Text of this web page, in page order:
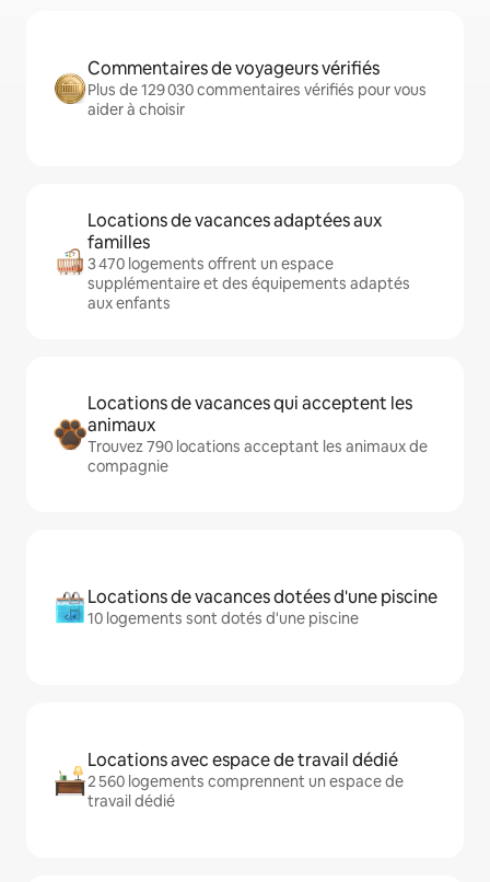
Commentaires de voyageurs vérifiés
Plus de 129 030 commentaires vérifiés pour vous
aider à choisir
Locations de vacances adaptées aux
familles
3 470 logements offrent un espace
supplémentaire et des équipements adaptés
aux enfants
Locations de vacances qui acceptent les
animaux
Trouvez 790 locations acceptant les animaux de
compagnie
Locations de vacances dotées d'une piscine
10 logements sont dotés d'une piscine
Locations avec espace de travail dédié
2 560 logements comprennent un espace de
travail dédié